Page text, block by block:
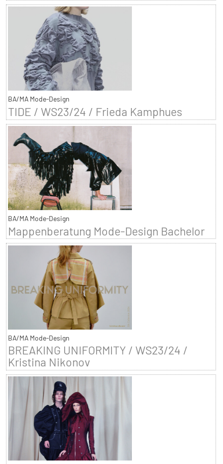
BA/MA Mode-Design
TIDE / WS23/24 / Frieda Kamphues
BA/MA Mode-Design
Mappenberatung Mode-Design Bachelor
BA/MA Mode-Design
BREAKING UNIFORMITY / WS23/24 /
Kristina Nikonov